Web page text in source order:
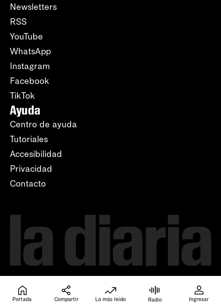
Newsletters
RSS
YouTube
WhatsApp
Instagram
Facebook
TikTok
Ayuda
Centro de ayuda
Tutoriales
Accesibilidad
Privacidad
Contacto
Portada Compartir Lo más leído Radio Ingresar